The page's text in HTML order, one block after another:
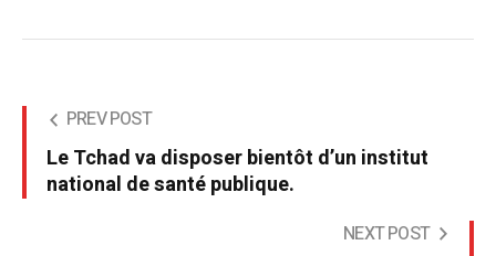
PREV POST
Le Tchad va disposer bientôt d’un institut
national de santé publique.
NEXT POST